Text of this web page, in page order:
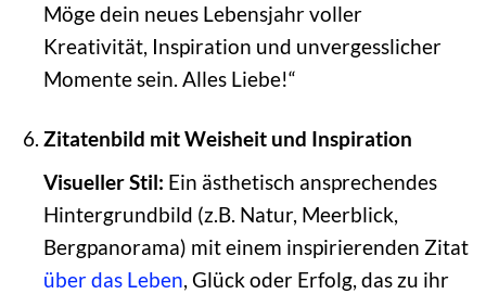
Möge dein neues Lebensjahr voller
Kreativität, Inspiration und unvergesslicher
Momente sein. Alles Liebe!“
Zitatenbild mit Weisheit und Inspiration
Visueller Stil: Ein ästhetisch ansprechendes
Hintergrundbild (z.B. Natur, Meerblick,
Bergpanorama) mit einem inspirierenden Zitat
über das Leben, Glück oder Erfolg, das zu ihr